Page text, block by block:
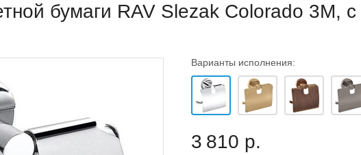
бумаги RAV Slezak Colorado 3M, с
Варианты исполнения:
3 810 р.